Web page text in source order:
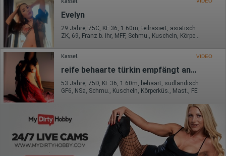
Evelyn
29 Jahre, 75C, KF 36, 1.60m, teilrasiert, asiatisch
ZK, 69, Franz b. Ihr, MFF, Schmu., Kuscheln, Körperküs., DSa
Kassel VIDEO
reife behaarte türkin empfängt anspruchsvolle Herren
53 Jahre, 75D, KF 36, 1.60m, behaart, südländisch
GF6, NSa, Schmu., Kuscheln, Körperküs., Mast., FE